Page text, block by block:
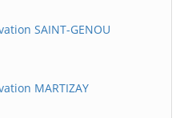
SAINT-GENOU
MARTIZAY